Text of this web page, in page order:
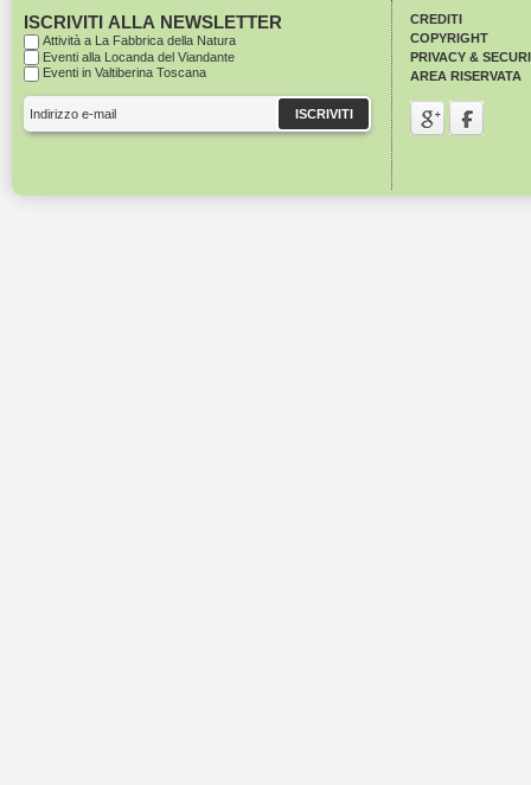
ISCRIVITI ALLA NEWSLETTER
Attività a La Fabbrica della Natura
Eventi alla Locanda del Viandante
Eventi in Valtiberina Toscana
CREDITI
COPYRIGHT
PRIVACY &
AREA RISERVATA